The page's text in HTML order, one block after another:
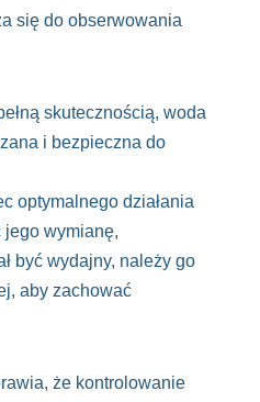
się do obserwowania
skutecznością, woda
i bezpieczna do
optymalnego działania
jego wymianę,
być wydajny, należy go
aby zachować
że kontrolowanie